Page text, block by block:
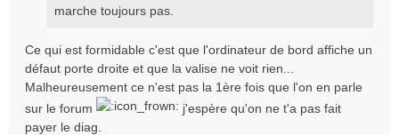
marche toujours pas.
Ce qui est formidable c'est que l'ordinateur de bord affiche un
défaut porte droite et que la valise ne voit rien...
Malheureusement ce n'est pas la 1ère fois que l'on en parle
sur le forum
j'espère qu'on ne t'a pas fait
payer le diag.